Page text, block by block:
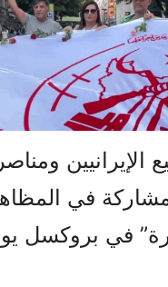
الإيرانيين
في